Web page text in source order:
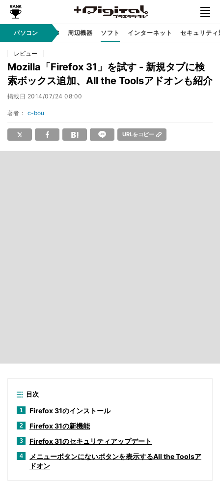
パソコン
クノロジ AI PC 周辺機器 ソフト インターネット セキュリティ
レビュー
Mozilla「Firefox 31」を試す - 新規タブに検
索ボックス追加、All the Toolsアドオンも紹介
掲載日 2014/07/24 08:00
著者： c-bou
URLをコピー
目次
1 Firefox 31のインストール
2 Firefox 31の新機能
3 Firefox 31のセキュリティアップデート
4
メニューボタンにないボタンを表示するAll the Toolsア
ドオン